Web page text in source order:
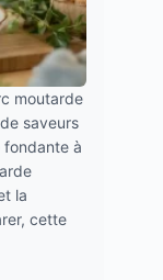
moutarde
saveurs
fondante à
la
cette